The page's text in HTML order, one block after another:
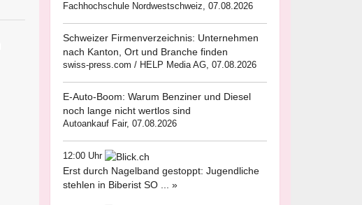
Fachhochschule Nordwestschweiz, 07.08.2026
Schweizer Firmenverzeichnis: Unternehmen
nach Kanton, Ort und Branche finden
swiss-press.com / HELP Media AG, 07.08.2026
E-Auto-Boom: Warum Benziner und Diesel
noch lange nicht wertlos sind
Autoankauf Fair, 07.08.2026
12:00 Uhr
Erst durch Nagelband gestoppt: Jugendliche
stehlen in Biberist SO ... »